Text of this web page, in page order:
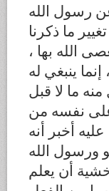
رسول الله
ما ذكرنا
الله بها ،
ينبغي له
ما لا قبل
نفسه من
أخبر أنه
ورسول الله
أن يعلم